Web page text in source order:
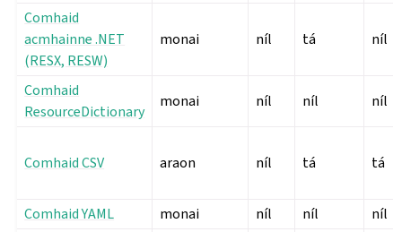
Comhaid
acmhainne .NET
(RESX, RESW)
monai níl tá níl
Comhaid
ResourceDictionary
monai níl níl níl
Comhaid CSV araon níl tá tá
Comhaid YAML monai níl níl
níl